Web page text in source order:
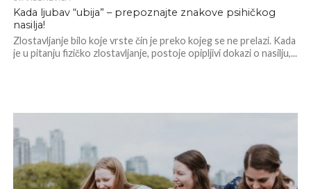
Kada ljubav “ubija” – prepoznajte znakove psihičkog
nasilja!
Zlostavljanje bilo koje vrste čin je preko kojeg se ne prelazi. Kada
je u pitanju fizičko zlostavljanje, postoje opipljivi dokazi o nasilju,...